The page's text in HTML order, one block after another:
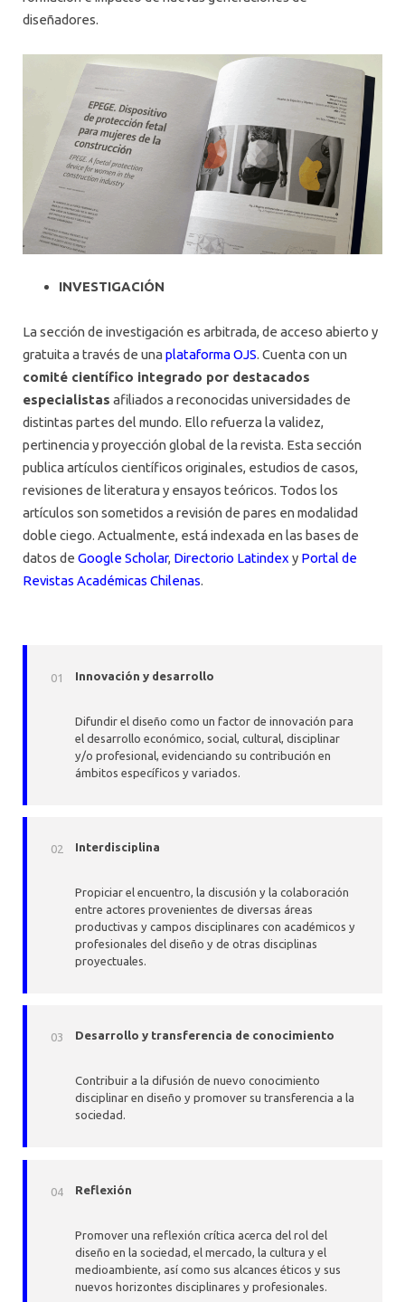
diseñadores.
INVESTIGACIÓN
La sección de investigación es arbitrada, de acceso abierto y
gratuita a través de una plataforma OJS. Cuenta con un
comité científico integrado por destacados
especialistas afiliados a reconocidas universidades de
distintas partes del mundo. Ello refuerza la validez,
pertinencia y proyección global de la revista. Esta sección
publica artículos científicos originales, estudios de casos,
revisiones de literatura y ensayos teóricos. Todos los
artículos son sometidos a revisión de pares en modalidad
doble ciego. Actualmente, está indexada en las bases de
datos de Google Scholar, Directorio Latindex y Portal de
Revistas Académicas Chilenas.
Innovación y desarrollo
Difundir el diseño como un factor de innovación para
el desarrollo económico, social, cultural, disciplinar
y/o profesional, evidenciando su contribución en
ámbitos específicos y variados.
Interdisciplina
Propiciar el encuentro, la discusión y la colaboración
entre actores provenientes de diversas áreas
productivas y campos disciplinares con académicos y
profesionales del diseño y de otras disciplinas
proyectuales.
Desarrollo y transferencia de conocimiento
Contribuir a la difusión de nuevo conocimiento
disciplinar en diseño y promover su transferencia a la
sociedad.
Reflexión
Promover una reflexión crítica acerca del rol del
diseño en la sociedad, el mercado, la cultura y el
medioambiente, así como sus alcances éticos y sus
nuevos horizontes disciplinares y profesionales.